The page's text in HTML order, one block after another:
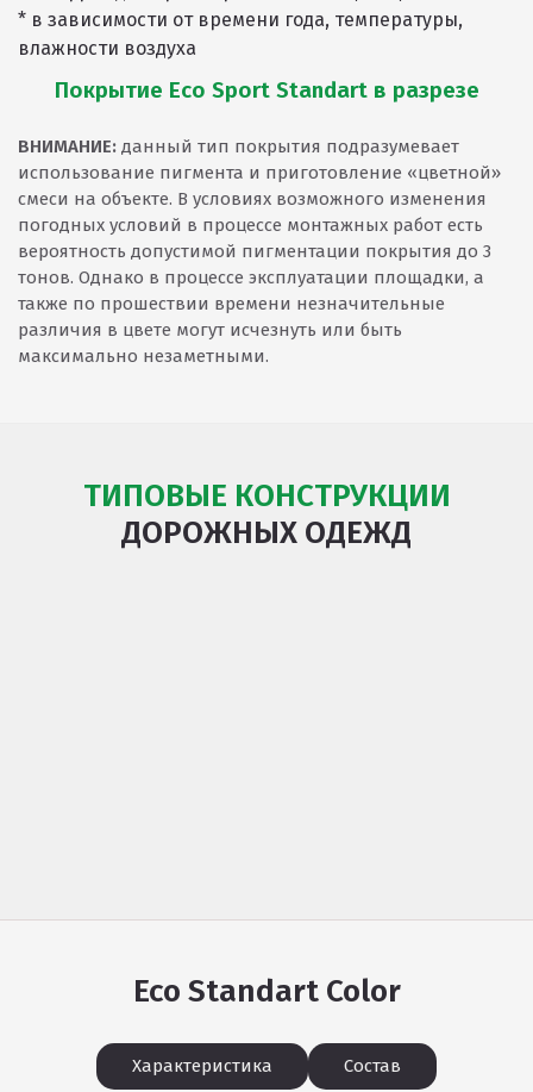
* в зависимости от времени года, температуры,
влажности воздуха
Покрытие Eco Sport Standart в разрезе
ВНИМАНИЕ: данный тип покрытия подразумевает
использование пигмента и приготовление «цветной»
смеси на объекте. В условиях возможного изменения
погодных условий в процессе монтажных работ есть
вероятность допустимой пигментации покрытия до 3
тонов. Однако в процессе эксплуатации площадки, а
также по прошествии времени незначительные
различия в цвете могут исчезнуть или быть
максимально незаметными.
ТИПОВЫЕ КОНСТРУКЦИИ
ДОРОЖНЫХ ОДЕЖД
Eco Standart Color
Характеристика Состав